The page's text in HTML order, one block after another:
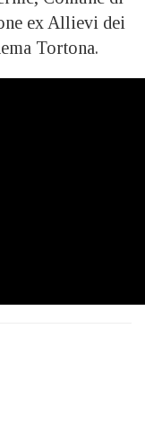
ex Allievi dei
Tortona.